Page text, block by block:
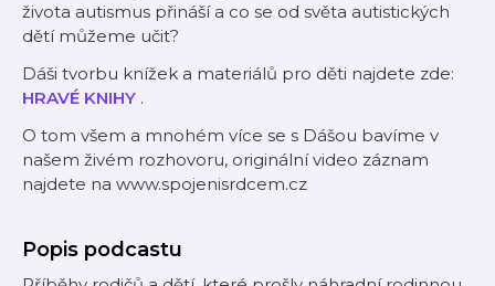
života autismus přináší a co se od světa autistických
dětí můžeme učit?
Dáši tvorbu knížek a materiálů pro děti najdete zde:
HRAVÉ KNIHY .
O tom všem a mnohém více se s Dášou bavíme v
našem živém rozhovoru, originální video záznam
najdete na www.spojenisrdcem.cz
Popis podcastu